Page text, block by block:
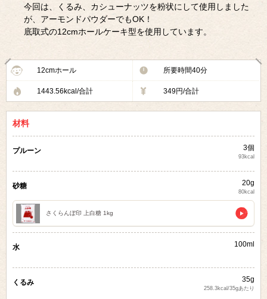
今回は、くるみ、カシューナッツを粉状にして使用しました
が、アーモンドパウダーでもOK！
底取式の12cmホールケーキ型を使用しています。
12cmホール 所要時間40分
1443.56kcal/合計 349円/合計
材料
プルーン 3個
93kcal
砂糖 20g
80kcal
さくらんぼ印 上白糖 1kg
水 100ml
くるみ 35g
258.3kcal/35gあたり